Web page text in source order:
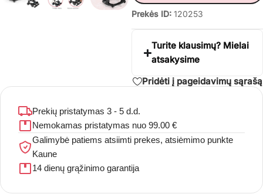
Prekės ID: 120253
Turite klausimų? Mielai
atsakysime
Pridėti į pageidavimų sąrašą
Prekių pristatymas 3 - 5 d.d.
Nemokamas pristatymas nuo 99.00 €
Galimybė patiems atsiimti prekes, atsiėmimo punkte
Kaune
14 dienų grąžinimo garantija